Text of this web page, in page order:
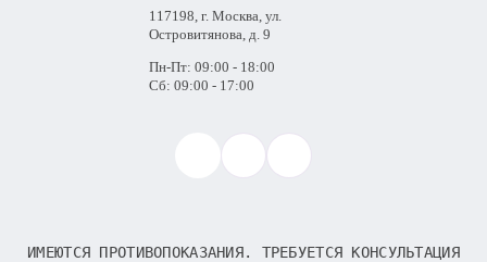
117198, г. Москва, ул.
Островитянова, д. 9
Пн-Пт: 09:00 - 18:00
Сб: 09:00 - 17:00
ИМЕЮТСЯ ПРОТИВОПОКАЗАНИЯ. ТРЕБУЕТСЯ КОНСУЛЬТАЦИЯ